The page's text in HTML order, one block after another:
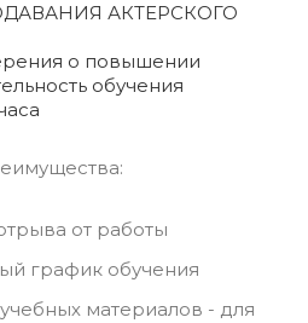
АКТЕРСКОГО
о повышении
обучения
от работы
график обучения
материалов - для